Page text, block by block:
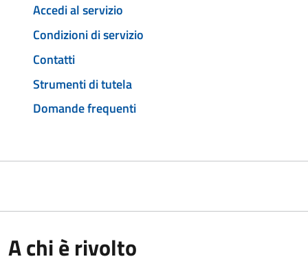
Accedi al servizio
Condizioni di servizio
Contatti
Strumenti di tutela
Domande frequenti
A chi è rivolto